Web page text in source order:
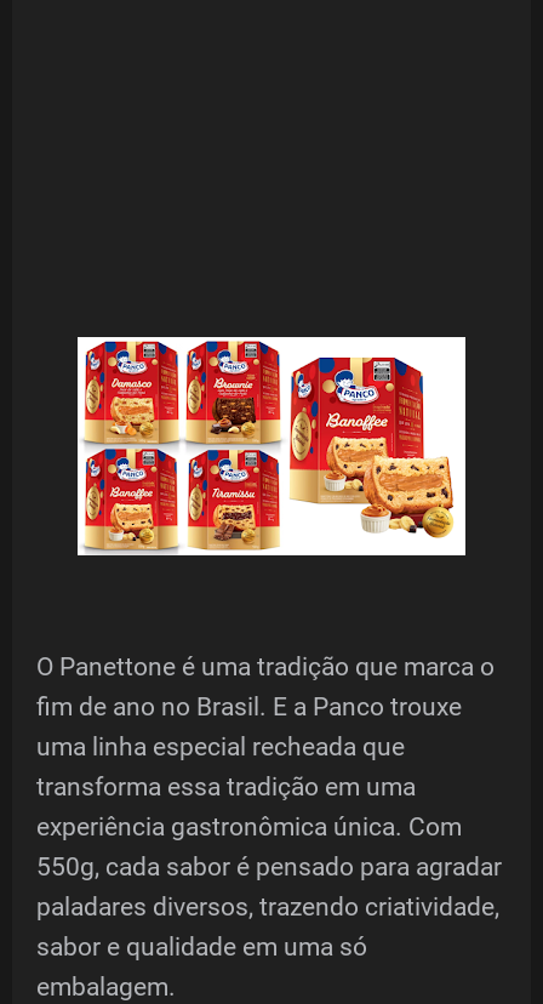
O Panettone é uma tradição que marca o
fim de ano no Brasil. E a Panco trouxe
uma linha especial recheada que
transforma essa tradição em uma
experiência gastronômica única. Com
550g, cada sabor é pensado para agradar
paladares diversos, trazendo criatividade,
sabor e qualidade em uma só
embalagem.